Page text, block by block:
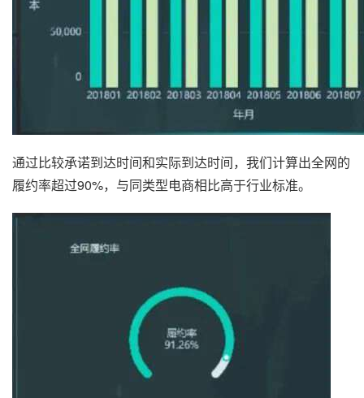
通过比较承诺到达时间和实际到达时间，我们计算出全网的
履约率超过90%，与同类型电商相比高于行业标准。